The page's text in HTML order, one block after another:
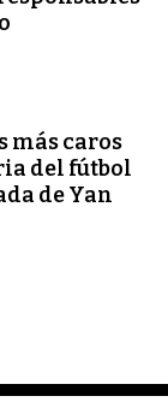
más caros
del fútbol
de Yan